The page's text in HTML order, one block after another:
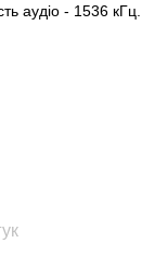
аудіо - 1536 кГц.